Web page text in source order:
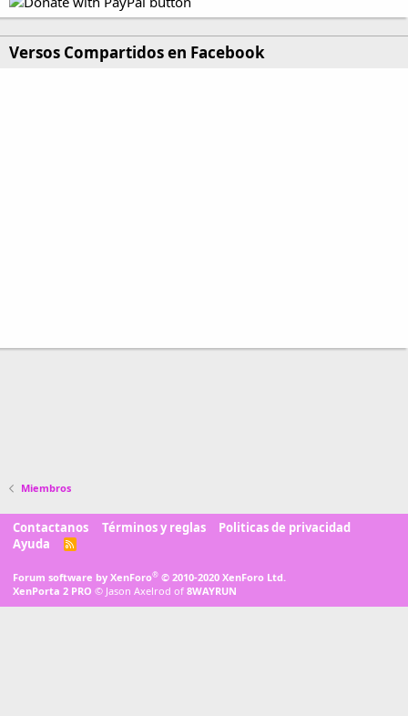
Versos Compartidos en Facebook
Miembros
Contactanos Términos y reglas
Politicas de privacidad
Ayuda
R
Forum software by XenForo® © 2010-2020 XenForo Ltd.
XenPorta 2 PRO © Jason Axelrod of 8WAYRUN